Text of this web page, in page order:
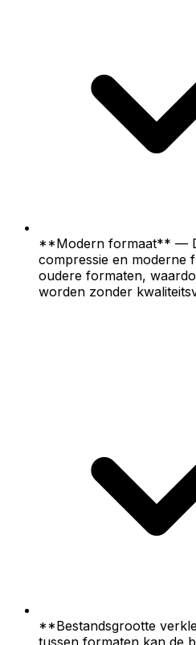
**Modern formaat** —
compressie en moderne
oudere formaten,
worden zonder
**Bestandsgrootte
tussen formaten kan de